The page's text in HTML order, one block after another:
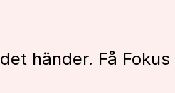
händer. Få Fokus